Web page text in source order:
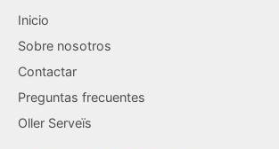
Inicio
Sobre nosotros
Contactar
Preguntas frecuentes
Oller Serveïs